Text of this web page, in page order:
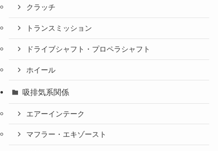
クラッチ
トランスミッション
ドライブシャフト・プロペラシャフト
ホイール
吸排気系関係
エアーインテーク
マフラー・エキゾースト